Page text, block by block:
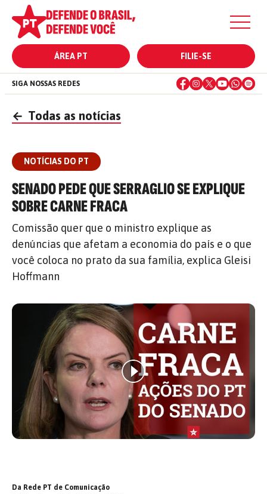
ÁREA PT FILIE-SE
SIGA NOSSAS REDES
← Todas as notícias
NOTÍCIAS DO PT
SENADO PEDE QUE SERRAGLIO SE EXPLIQUE
SOBRE CARNE FRACA
Comissão quer que o ministro explique as
denúncias que afetam a economia do país e o que
você coloca no prato da sua família, explica Gleisi
Hoffmann
Da Rede PT de Comunicação